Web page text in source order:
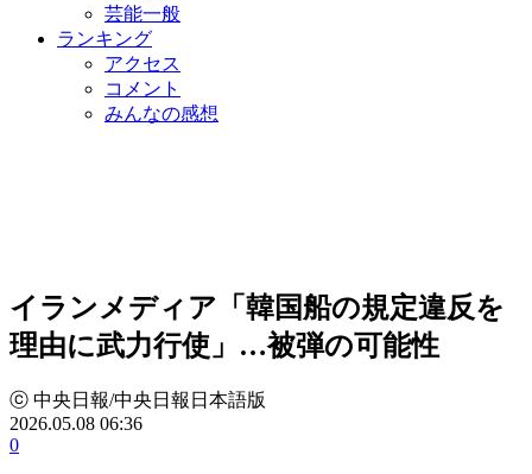
芸能一般
ランキング
アクセス
コメント
みんなの感想
イランメディア「韓国船の規定違反を
理由に武力行使」…被弾の可能性
ⓒ 中央日報/中央日報日本語版
2026.05.08 06:36
0